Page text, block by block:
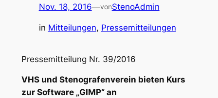
Nov. 18, 2016—vonStenoAdmin
in Mitteilungen, Pressemitteilungen
Pressemitteilung Nr. 39/2016
VHS und Stenografenverein bieten Kurs
zur Software „GIMP“ an